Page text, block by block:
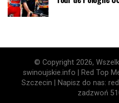
© Copyright 2026,
swinoujskie.info | Red Top
Szczecin | Napisz do nas:
zadzwoń